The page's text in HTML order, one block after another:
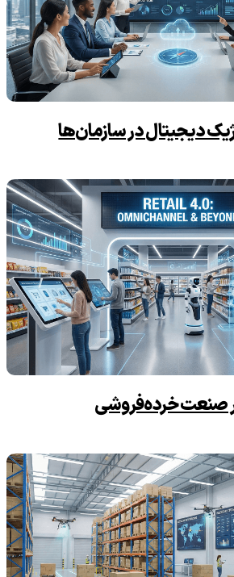
دیجیتال در سازمان‌ها
صنعت خرده‌فروشی